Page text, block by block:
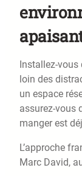
Installez-vous
loin des
un espace
assurez-vous
manger est
L’approche
Marc David,